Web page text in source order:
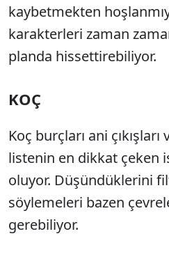
kaybetmekten
karakterleri zaman
planda hissettirebiliyor.
KOÇ
Koç burçları ani
listenin en dikkat çeken
oluyor. Düşündüklerini
söylemeleri bazen
gerebiliyor.